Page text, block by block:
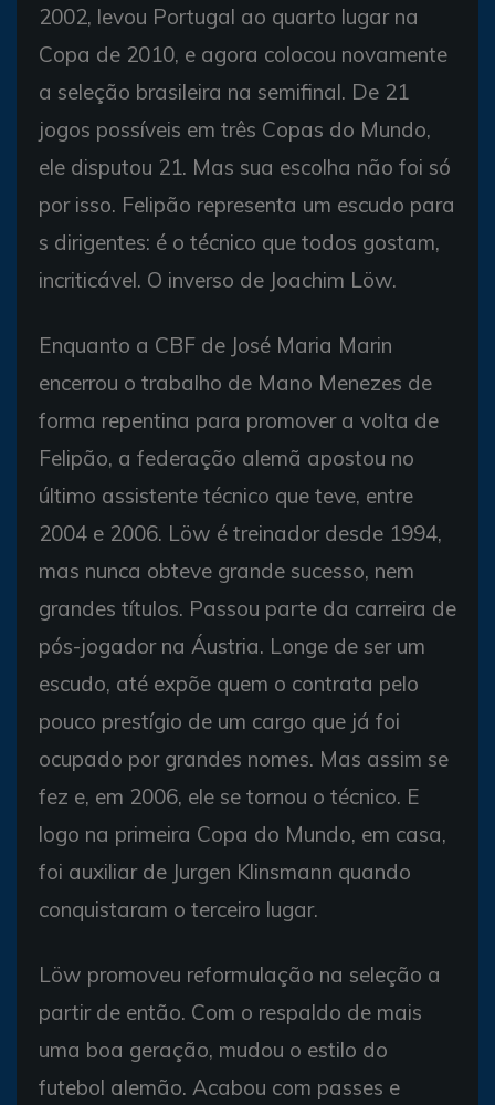
2002, levou Portugal ao quarto lugar na
Copa de 2010, e agora colocou novamente
a seleção brasileira na semifinal. De 21
jogos possíveis em três Copas do Mundo,
ele disputou 21. Mas sua escolha não foi só
por isso. Felipão representa um escudo para
s dirigentes: é o técnico que todos gostam,
incriticável. O inverso de Joachim Löw.
Enquanto a CBF de José Maria Marin
encerrou o trabalho de Mano Menezes de
forma repentina para promover a volta de
Felipão, a federação alemã apostou no
último assistente técnico que teve, entre
2004 e 2006. Löw é treinador desde 1994,
mas nunca obteve grande sucesso, nem
grandes títulos. Passou parte da carreira de
pós-jogador na Áustria. Longe de ser um
escudo, até expõe quem o contrata pelo
pouco prestígio de um cargo que já foi
ocupado por grandes nomes. Mas assim se
fez e, em 2006, ele se tornou o técnico. E
logo na primeira Copa do Mundo, em casa,
foi auxiliar de Jurgen Klinsmann quando
conquistaram o terceiro lugar.
Löw promoveu reformulação na seleção a
partir de então. Com o respaldo de mais
uma boa geração, mudou o estilo do
futebol alemão. Acabou com passes e